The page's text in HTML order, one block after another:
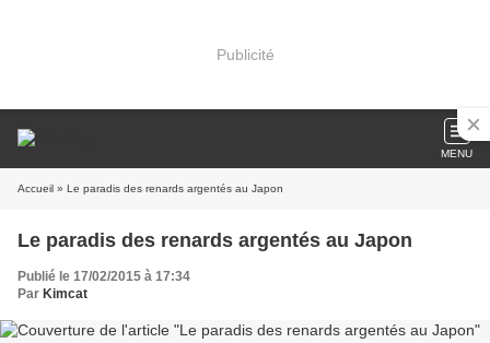
Publicité
MENU
Accueil » Le paradis des renards argentés au Japon
Le paradis des renards argentés au Japon
Publié le 17/02/2015 à 17:34
Par Kimcat